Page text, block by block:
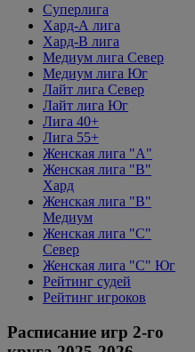
Суперлига
Хард-А лига
Хард-В лига
Медиум лига Север
Медиум лига Юг
Лайт лига Север
Лайт лига Юг
Лига 40+
Лига 55+
Женская лига "A"
Женская лига "B"
Хард
Женская лига "B"
Медиум
Женская лига "С"
Север
Женская лига "С" Юг
Рейтинг судей
Рейтинг игроков
Расписание игр 2-го